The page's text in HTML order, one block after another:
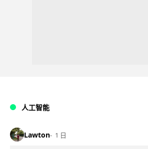
人工智能
Lawton 1 日